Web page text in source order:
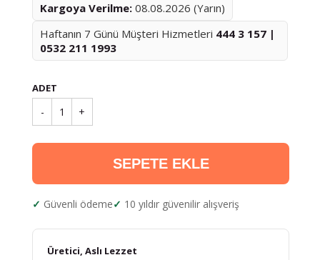
Kargoya Verilme: 08.08.2026 (Yarın)
Haftanın 7 Günü Müşteri Hizmetleri 444 3 157 |
0532 211 1993
ADET
- 1 +
SEPETE EKLE
Güvenli ödeme 10 yıldır güvenilir alışveriş
Üretici, Aslı Lezzet